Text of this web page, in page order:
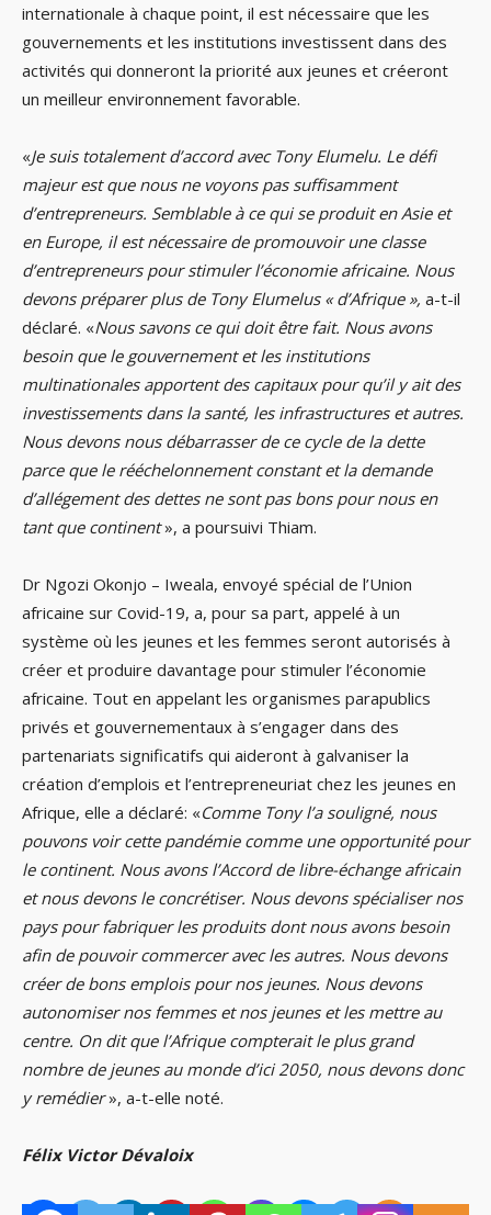
internationale à chaque point, il est nécessaire que les
gouvernements et les institutions investissent dans des
activités qui donneront la priorité aux jeunes et créeront
un meilleur environnement favorable.
«Je suis totalement d’accord avec Tony Elumelu. Le défi
majeur est que nous ne voyons pas suffisamment
d’entrepreneurs. Semblable à ce qui se produit en Asie et
en Europe, il est nécessaire de promouvoir une classe
d’entrepreneurs pour stimuler l’économie africaine. Nous
devons préparer plus de Tony Elumelus « d’Afrique », a-t-il
déclaré. «Nous savons ce qui doit être fait. Nous avons
besoin que le gouvernement et les institutions
multinationales apportent des capitaux pour qu’il y ait des
investissements dans la santé, les infrastructures et autres.
Nous devons nous débarrasser de ce cycle de la dette
parce que le rééchelonnement constant et la demande
d’allégement des dettes ne sont pas bons pour nous en
tant que continent», a poursuivi Thiam.
Dr Ngozi Okonjo – Iweala, envoyé spécial de l’Union
africaine sur Covid-19, a, pour sa part, appelé à un
système où les jeunes et les femmes seront autorisés à
créer et produire davantage pour stimuler l’économie
africaine. Tout en appelant les organismes parapublics
privés et gouvernementaux à s’engager dans des
partenariats significatifs qui aideront à galvaniser la
création d’emplois et l’entrepreneuriat chez les jeunes en
Afrique, elle a déclaré: «Comme Tony l’a souligné, nous
pouvons voir cette pandémie comme une opportunité pour
le continent. Nous avons l’Accord de libre-échange africain
et nous devons le concrétiser. Nous devons spécialiser nos
pays pour fabriquer les produits dont nous avons besoin
afin de pouvoir commercer avec les autres. Nous devons
créer de bons emplois pour nos jeunes. Nous devons
autonomiser nos femmes et nos jeunes et les mettre au
centre. On dit que l’Afrique compterait le plus grand
nombre de jeunes au monde d’ici 2050, nous devons donc
y remédier», a-t-elle noté.
Félix Victor Dévaloix